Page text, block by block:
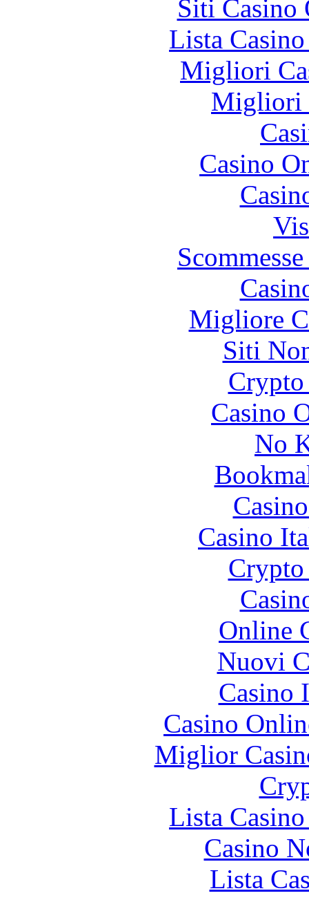
Siti Casino
Lista
Migliori
Migliori
Casino
Migliore
Siti
Casino
No
Casino
Online
Nuovi
Casino
Casino
Miglior
Lista
Casino
Lista